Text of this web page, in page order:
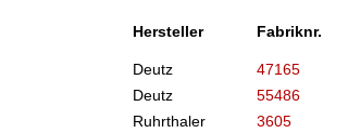
Hersteller Fabriknr.
Deutz 47165
Deutz 55486
Ruhrthaler 3605